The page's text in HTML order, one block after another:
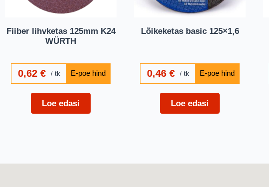
Fiiber lihvketas 125mm K24
WÜRTH
0,62€ tk
Loe edasi
Lõikeketas basic 125×1,6
0,46€ tk
Loe edasi